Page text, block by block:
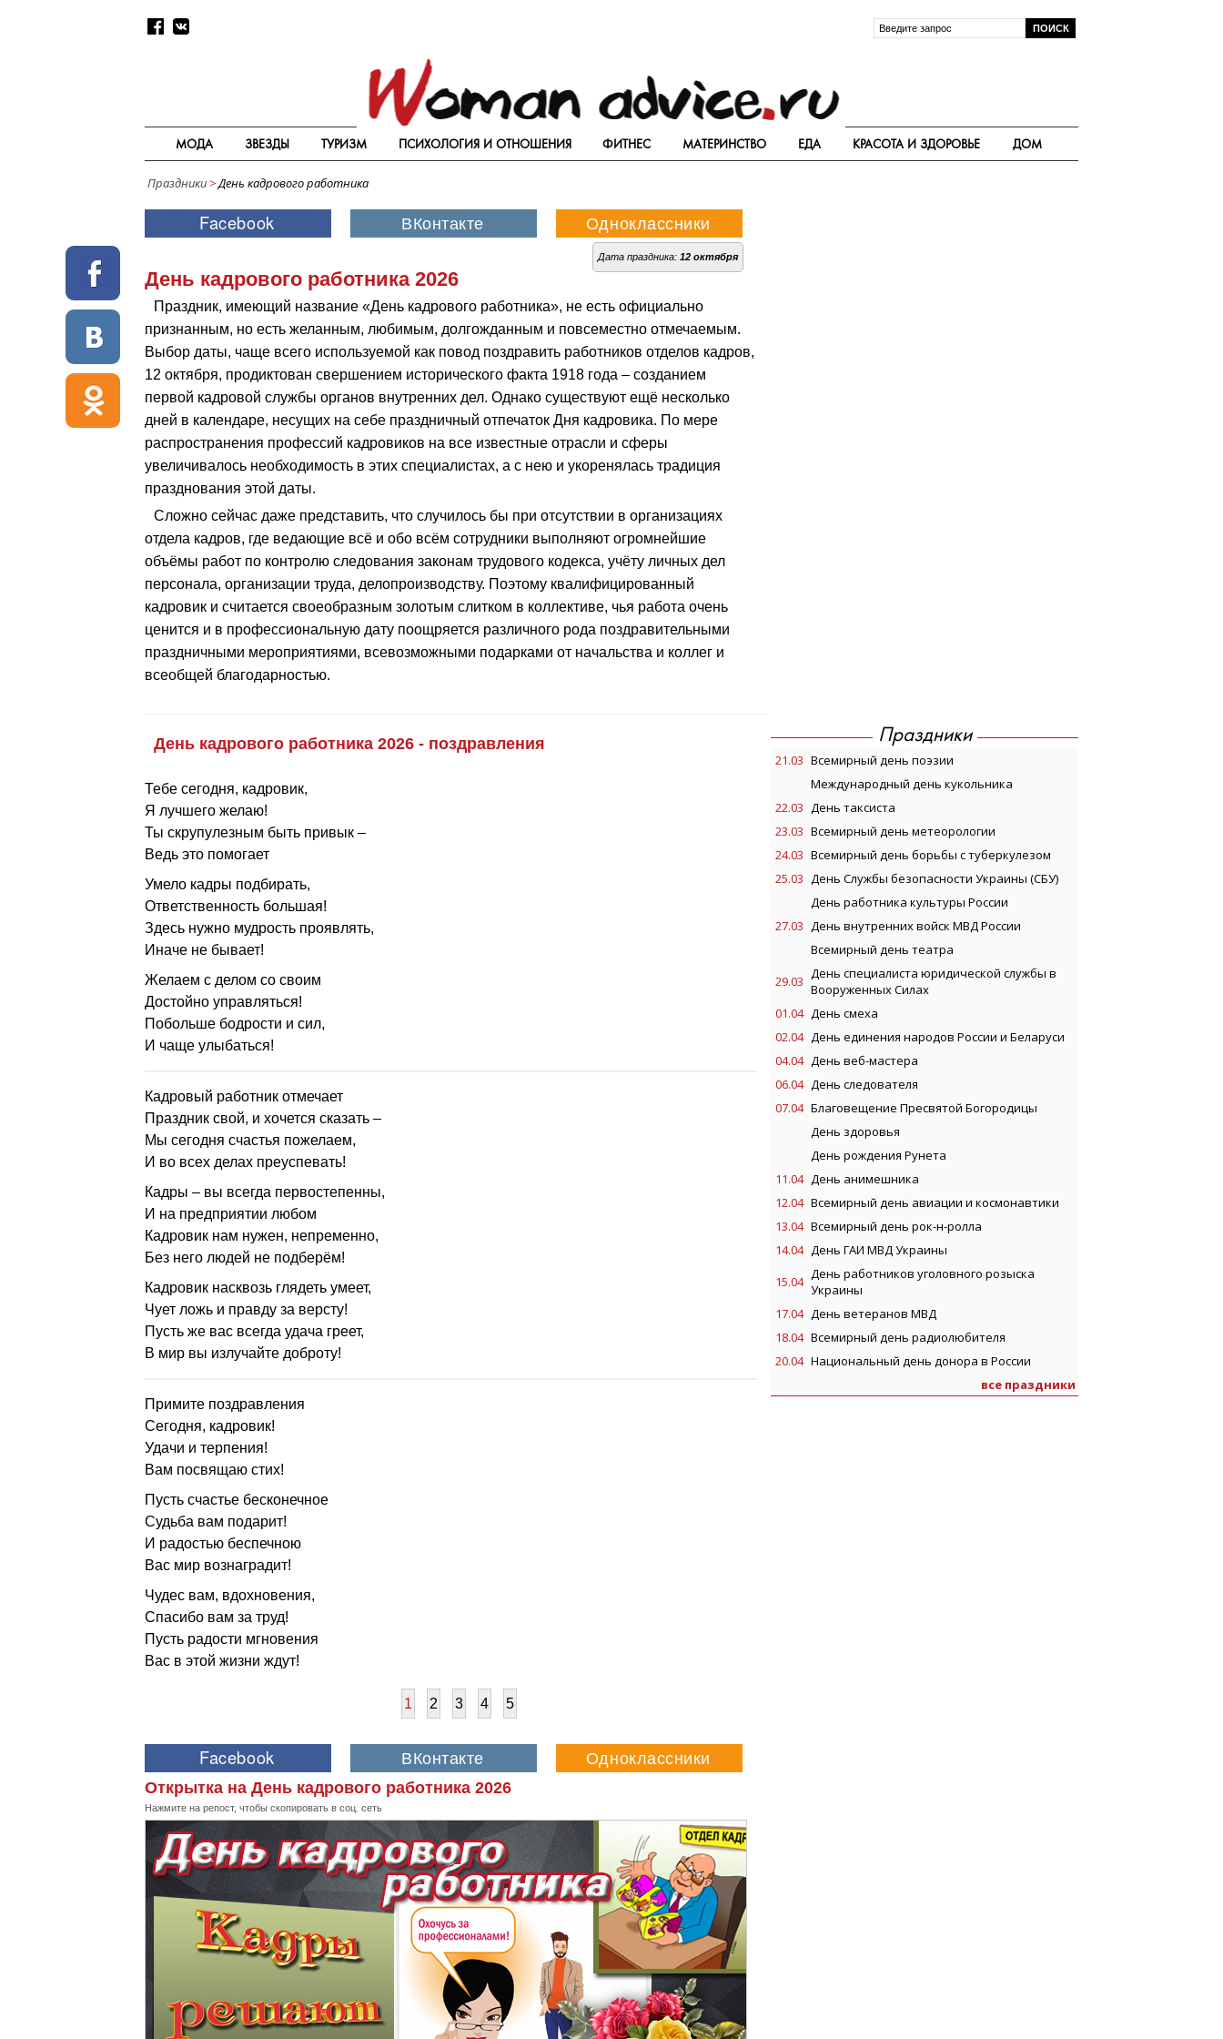
МОДА ЗВЕЗДЫ ТУРИЗМ ПСИХОЛОГИЯ И ОТНОШЕНИЯ ФИТНЕС МАТЕРИНСТВО ЕДА КРАСОТА И ЗДОРОВЬЕ ДОМ
Праздники >День кадрового работника
Дата праздника: 12 октября
День кадрового работника 2026
Праздник, имеющий название «День кадрового работника», не есть официально
признанным, но есть желанным, любимым, долгожданным и повсеместно отмечаемым.
Выбор даты, чаще всего используемой как повод поздравить работников отделов кадров,
12 октября, продиктован свершением исторического факта 1918 года – созданием
первой кадровой службы органов внутренних дел. Однако существуют ещё несколько
дней в календаре, несущих на себе праздничный отпечаток Дня кадровика. По мере
распространения профессий кадровиков на все известные отрасли и сферы
увеличивалось необходимость в этих специалистах, а с нею и укоренялась традиция
празднования этой даты.
Сложно сейчас даже представить, что случилось бы при отсутствии в организациях
отдела кадров, где ведающие всё и обо всём сотрудники выполняют огромнейшие
объёмы работ по контролю следования законам трудового кодекса, учёту личных дел
персонала, организации труда, делопроизводству. Поэтому квалифицированный
кадровик и считается своеобразным золотым слитком в коллективе, чья работа очень
ценится и в профессиональную дату поощряется различного рода поздравительными
праздничными мероприятиями, всевозможными подарками от начальства и коллег и
всеобщей благодарностью.
День кадрового работника 2026 - поздравления
Тебе сегодня, кадровик,
Я лучшего желаю!
Ты скрупулезным быть привык –
Ведь это помогает
Умело кадры подбирать,
Ответственность большая!
Здесь нужно мудрость проявлять,
Иначе не бывает!
Желаем с делом со своим
Достойно управляться!
Побольше бодрости и сил,
И чаще улыбаться!
Кадровый работник отмечает
Праздник свой, и хочется сказать –
Мы сегодня счастья пожелаем,
И во всех делах преуспевать!
Кадры – вы всегда первостепенны,
И на предприятии любом
Кадровик нам нужен, непременно,
Без него людей не подберём!
Кадровик насквозь глядеть умеет,
Чует ложь и правду за версту!
Пусть же вас всегда удача греет,
В мир вы излучайте доброту!
Примите поздравления
Сегодня, кадровик!
Удачи и терпения!
Вам посвящаю стих!
Пусть счастье бесконечное
Судьба вам подарит!
И радостью беспечною
Вас мир вознаградит!
Чудес вам, вдохновения,
Спасибо вам за труд!
Пусть радости мгновения
Вас в этой жизни ждут!
1 2 3 4 5
Открытка на День кадрового работника 2026
Нажмите на репост, чтобы скопировать в соц. сеть
Праздники
21.03 Всемирный день поэзии
Международный день кукольника
22.03 День таксиста
23.03 Всемирный день метеорологии
24.03 Всемирный день борьбы с туберкулезом
25.03 День Службы безопасности Украины (СБУ)
День работника культуры России
27.03 День внутренних войск МВД России
Всемирный день театра
29.03 День специалиста юридической службы в
Вооруженных Силах
01.04 День смеха
02.04 День единения народов России и Беларуси
04.04 День веб-мастера
06.04 День следователя
07.04 Благовещение Пресвятой Богородицы
День здоровья
День рождения Рунета
11.04 День анимешника
12.04 Всемирный день авиации и космонавтики
13.04 Всемирный день рок-н-ролла
14.04 День ГАИ МВД Украины
15.04 День работников уголовного розыска
Украины
17.04 День ветеранов МВД
18.04 Всемирный день радиолюбителя
20.04 Национальный день донора в России
все праздники